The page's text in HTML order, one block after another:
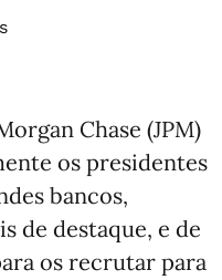
Chase (JPM)
os presidentes
bancos,
de destaque, e de
os recrutar para